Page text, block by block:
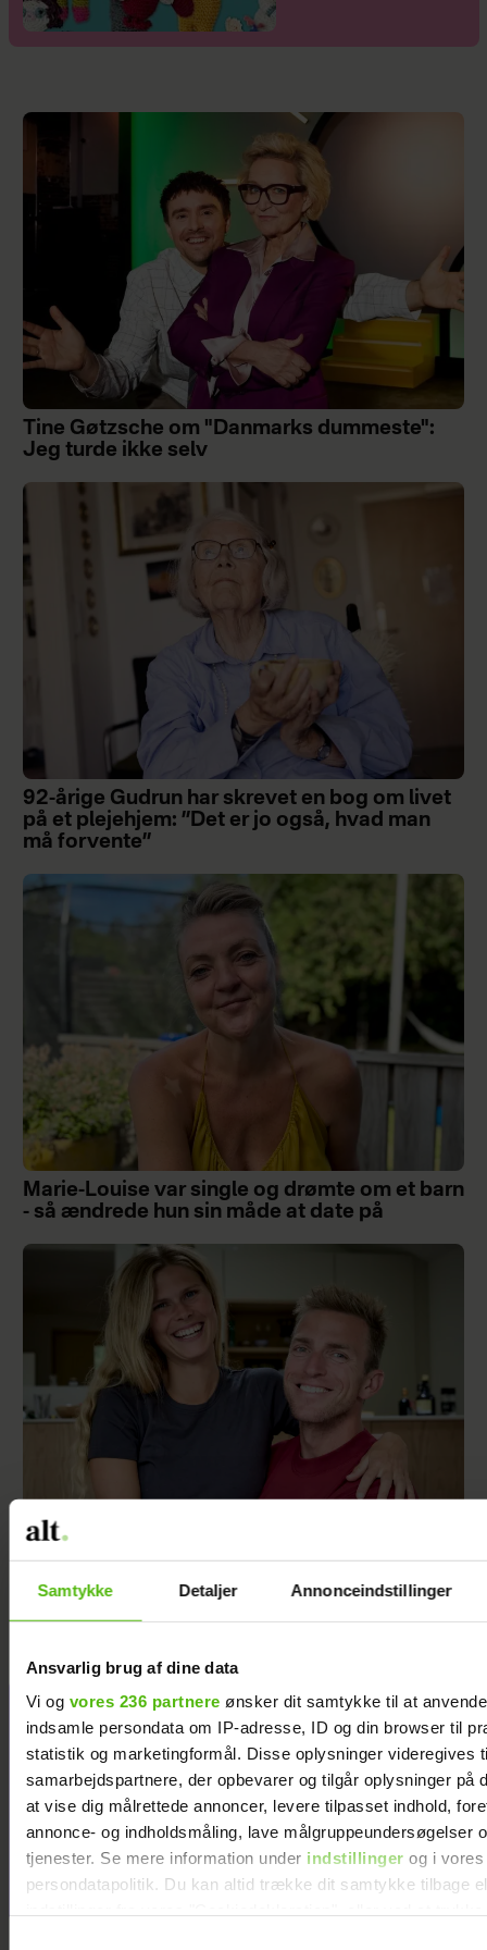
Samtykke Detaljer Annonceindstillinger
Ansvarlig brug af dine data
Vi og vores 236 partnere ønsker dit samtykke til at
indsamle persondata om IP-adresse, ID og din browser til
statistik og marketingformål. Disse oplysninger videregives
samarbejdspartnere, der opbevarer og tilgår oplysninger på
at vise dig målrettede annoncer, levere tilpasset indhold,
annonce- og indholdsmåling, lave målgruppeundersøgelser
tjenester. Se mere information under indstillinger og i vores
persondatapolitik. Du kan altid trække dit samtykke tilbage
Tine Gøtzsche om "Danmarks dummeste":
Jeg turde ikke selv
92-årige Gudrun har skrevet en bog om livet
på et plejehjem: ”Det er jo også, hvad man
må forvente”
Marie-Louise var single og drømte om et barn
- så ændrede hun sin måde at date på
René Holten Poulsen er blevet gift med
Birgitte
Jeg valgte at
blive skilt fra
min mand - da
jeg en dag gik
forbi hans hus,
fik jeg et chok